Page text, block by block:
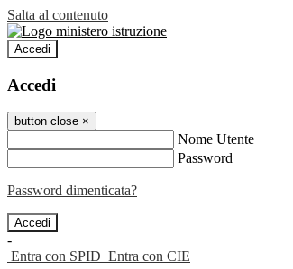
Salta al contenuto
Accedi
Accedi
button close ×
Nome Utente
Password
Password dimenticata?
-
Entra con SPID Entra con CIE